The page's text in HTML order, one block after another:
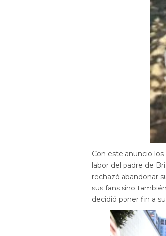
Con este anuncio
labor del padre de
rechazó abandonar
sus fans sino
decidió poner fin a